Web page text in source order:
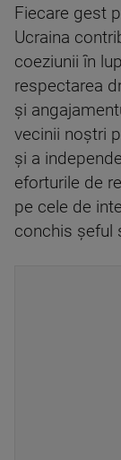
Fiecare gest
Ucraina
coeziunii în
respectarea
și
vecinii noștri
și a
eforturile de
pe cele de
conchis șeful